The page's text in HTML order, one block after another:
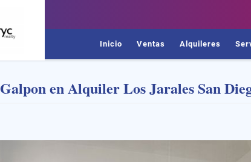
Inicio Ventas Alquileres
Galpon en Alquiler Los Jarales San